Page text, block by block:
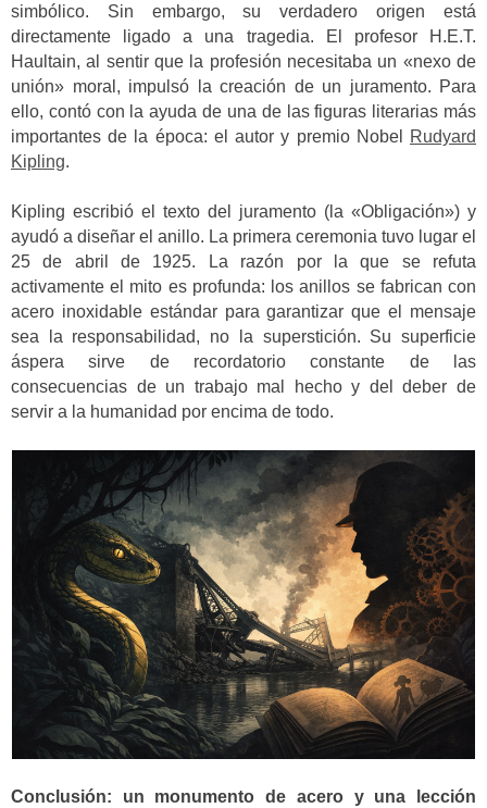
simbólico. Sin embargo, su verdadero origen está
directamente ligado a una tragedia. El profesor H.E.T.
Haultain, al sentir que la profesión necesitaba un «nexo de
unión» moral, impulsó la creación de un juramento. Para
ello, contó con la ayuda de una de las figuras literarias más
importantes de la época: el autor y premio Nobel
Rudyard
Kipling.
Kipling escribió el texto del juramento (la «Obligación») y
ayudó a diseñar el anillo. La primera ceremonia tuvo lugar el
25 de abril de 1925. La razón por la que se refuta
activamente el mito es profunda: los anillos se fabrican con
acero inoxidable estándar para garantizar que el mensaje
sea la responsabilidad, no la superstición. Su superficie
áspera sirve de recordatorio constante de las
consecuencias de un trabajo mal hecho y del deber de
servir a la humanidad por encima de todo.
Conclusión: un monumento de acero y una lección